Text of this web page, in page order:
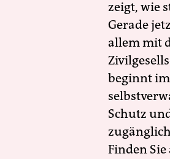
zeigt, wie
Gerade
allem mit
beginnt
Schutz
Finden